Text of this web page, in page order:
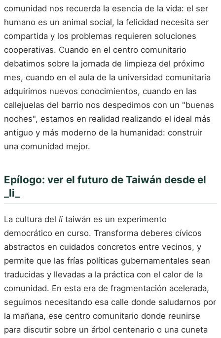
comunidad nos recuerda la esencia de la vida: el ser
humano es un animal social, la felicidad necesita ser
compartida y los problemas requieren soluciones
cooperativas. Cuando en el centro comunitario
debatimos sobre la jornada de limpieza del próximo
mes, cuando en el aula de la universidad comunitaria
adquirimos nuevos conocimientos, cuando en las
callejuelas del barrio nos despedimos con un "buenas
noches", estamos en realidad realizando el ideal más
antiguo y más moderno de la humanidad: construir
una comunidad mejor.
Epílogo: ver el futuro de Taiwán desde el
_li_
La cultura del li taiwán es un experimento
democrático en curso. Transforma deberes cívicos
abstractos en cuidados concretos entre vecinos, y
permite que las frías políticas gubernamentales sean
traducidas y llevadas a la práctica con el calor de la
comunidad. En esta era de fragmentación acelerada,
seguimos necesitando esa calle donde saludarnos por
la mañana, ese centro comunitario donde reunirse
para discutir sobre un árbol centenario o una cuneta